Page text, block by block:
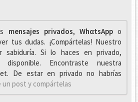
mensajes privados, WhαtsAppo
tus dudas. ¡Compártelas! Nuestro
sabiduría. Si lo haces en privado,
Encontraste nuestra
De estar en privado no habrías
un post y compártelas